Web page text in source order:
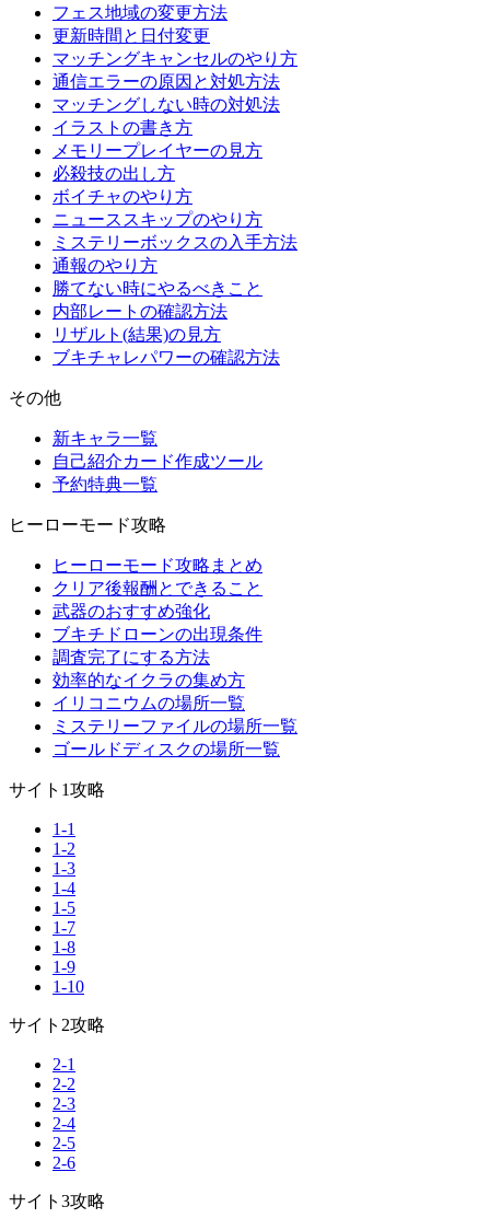
フェス地域の変更方法
更新時間と日付変更
マッチングキャンセルのやり方
通信エラーの原因と対処方法
マッチングしない時の対処法
イラストの書き方
メモリープレイヤーの見方
必殺技の出し方
ボイチャのやり方
ニューススキップのやり方
ミステリーボックスの入手方法
通報のやり方
勝てない時にやるべきこと
内部レートの確認方法
リザルト(結果)の見方
ブキチャレパワーの確認方法
その他
新キャラ一覧
自己紹介カード作成ツール
予約特典一覧
ヒーローモード攻略
ヒーローモード攻略まとめ
クリア後報酬とできること
武器のおすすめ強化
ブキチドローンの出現条件
調査完了にする方法
効率的なイクラの集め方
イリコニウムの場所一覧
ミステリーファイルの場所一覧
ゴールドディスクの場所一覧
サイト1攻略
1-1
1-2
1-3
1-4
1-5
1-7
1-8
1-9
1-10
サイト2攻略
2-1
2-2
2-3
2-4
2-5
2-6
サイト3攻略